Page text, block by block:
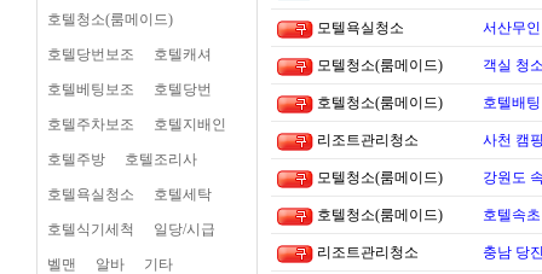
호텔청소(룸메이드)
호텔당번보조 호텔캐셔
호텔베팅보조 호텔당번
호텔주차보조 호텔지배인
호텔주방 호텔조리사
호텔욕실청소 호텔세탁
호텔식기세척 일당/시급
벨맨 알바 기타
모텔욕실청소 서산무
모텔청소(룸메이드) 객실 청
호텔청소(룸메이드) 호텔배
리조트관리청소 사천 캠
모텔청소(룸메이드) 강원도
호텔청소(룸메이드) 호텔속
리조트관리청소 충남 당